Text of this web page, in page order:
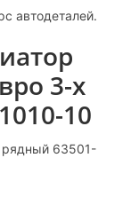
автодеталей.
3-х
10